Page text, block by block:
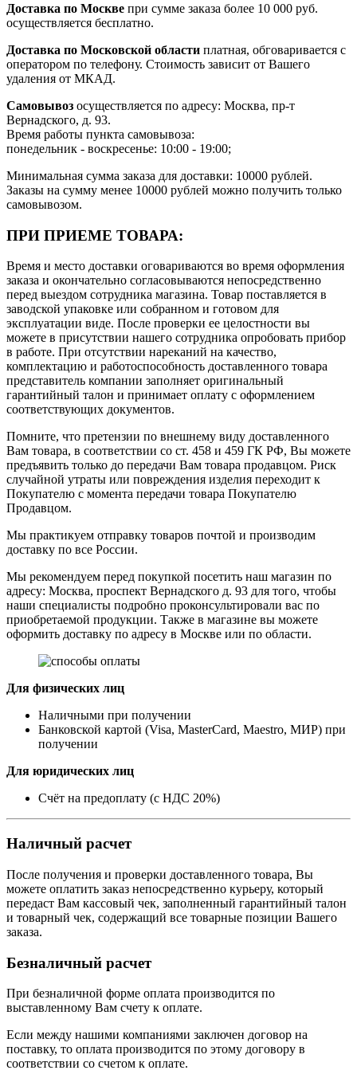
Доставка по Москве при сумме заказа более 10 000 руб.
осуществляется бесплатно.
Доставка по Московской области платная, обговаривается с
оператором по телефону. Стоимость зависит от Вашего
удаления от МКАД.
Самовывоз осуществляется по адресу: Москва, пр-т
Вернадского, д. 93.
Время работы пункта самовывоза:
понедельник - воскресенье: 10:00 - 19:00;
Минимальная сумма заказа для доставки: 10000 рублей.
Заказы на сумму менее 10000 рублей можно получить только
самовывозом.
ПРИ ПРИЕМЕ ТОВАРА:
Время и место доставки оговариваются во время оформления
заказа и окончательно согласовываются непосредственно
перед выездом сотрудника магазина. Товар поставляется в
заводской упаковке или собранном и готовом для
эксплуатации виде. После проверки ее целостности вы
можете в присутствии нашего сотрудника опробовать прибор
в работе. При отсутствии нареканий на качество,
комплектацию и работоспособность доставленного товара
представитель компании заполняет оригинальный
гарантийный талон и принимает оплату с оформлением
соответствующих документов.
Помните, что претензии по внешнему виду доставленного
Вам товара, в соответствии со ст. 458 и 459 ГК РФ, Вы можете
предъявить только до передачи Вам товара продавцом. Риск
случайной утраты или повреждения изделия переходит к
Покупателю с момента передачи товара Покупателю
Продавцом.
Мы практикуем отправку товаров почтой и производим
доставку по все России.
Мы рекомендуем перед покупкой посетить наш магазин по
адресу: Москва, проспект Вернадского д. 93 для того, чтобы
наши специалисты подробно проконсультировали вас по
приобретаемой продукции. Также в магазине вы можете
оформить доставку по адресу в Москве или по области.
Для физических лиц
Наличными при получении
Банковской картой (Visa, MasterCard, Maestro, МИР) при
получении
Для юридических лиц
Счёт на предоплату (с НДС 20%)
Наличный расчет
После получения и проверки доставленного товара, Вы
можете оплатить заказ непосредственно курьеру, который
передаст Вам кассовый чек, заполненный гарантийный талон
и товарный чек, содержащий все товарные позиции Вашего
заказа.
Безналичный расчет
При безналичной форме оплата производится по
выставленному Вам счету к оплате.
Если между нашими компаниями заключен договор на
поставку, то оплата производится по этому договору в
соответствии со счетом к оплате.